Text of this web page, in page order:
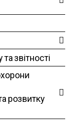
звітності
розвитку